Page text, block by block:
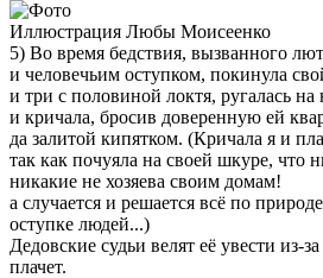
Иллюстрация Любы Моисеенко
5) Во время бедствия, вызванного
и человечьим оступком, покинула
и три с половиной локтя, ругалась
и кричала, бросив доверенную ей
да залитой кипятком. (Кричала я и
так как почуяла на своей шкуре, что
никакие не хозяева своим домам!
а случается и решается всё по
оступке людей...)
Дедовские судьи велят её увести из-
плачет.